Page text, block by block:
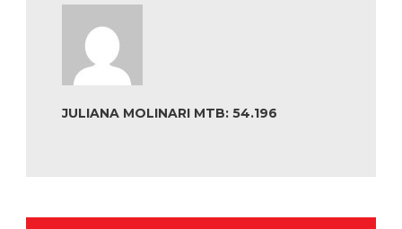
JULIANA MOLINARI MTB: 54.196